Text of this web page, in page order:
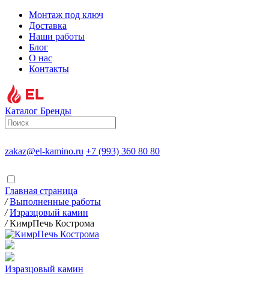
Монтаж под ключ
Доставка
Наши работы
Блог
О нас
Контакты
Каталог Бренды
zakaz@el-kamino.ru +7 (993) 360 80 80
Главная страница
/ Выполненные работы
/ Изразцовый камин
/ КимрПечь Кострома
Изразцовый камин